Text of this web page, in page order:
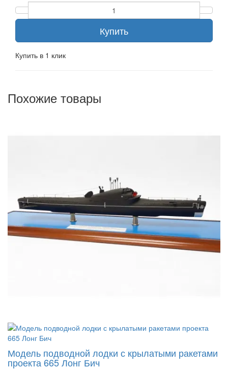
Купить
Купить в 1 клик
Похожие товары
Модель подводной лодки с крылатыми ракетами
проекта 665 Лонг Бич